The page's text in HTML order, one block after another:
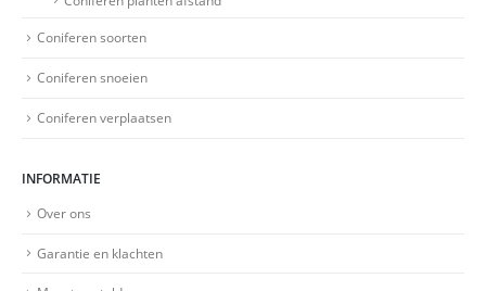
Coniferen soorten
Coniferen snoeien
Coniferen verplaatsen
INFORMATIE
Over ons
Garantie en klachten